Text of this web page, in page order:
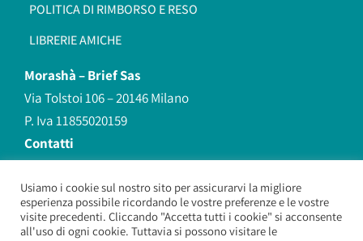
POLITICA DI RIMBORSO E RESO
LIBRERIE AMICHE
Morashà –Brief Sas
Via Tolstoi 106 – 20146 Milano
P. Iva 11855020159
Contatti
redazione@morasha.it
339 8596707
(anche Whatsapp)
Usiamo i cookie sul nostro sito per assicurarvi la migliore
esperienza possibile ricordando le vostre preferenze e le vostre
visite precedenti. Cliccando "Accetta tutti i cookie" si acconsente
all'uso di ogni cookie. Tuttavia si possono visitare le